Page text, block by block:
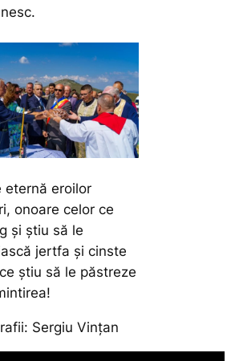
eternă eroilor
onoare celor ce
și știu să le
jertfa și cinste
știu să le păstreze
Sergiu Vințan